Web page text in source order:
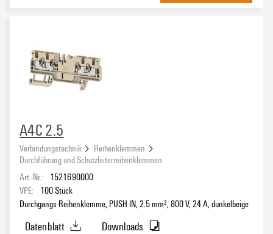
A4C 2.5
Verbindungstechnik
Reihenklemmen
Durchführung und Schutzleiterreihenklemmen
Art.-Nr.:
1521690000
VPE:
100Stück
Durchgangs-Reihenklemme, PUSH IN, 2.5 mm², 800 V, 24 A, dunkelbeige
Datenblatt
Downloads